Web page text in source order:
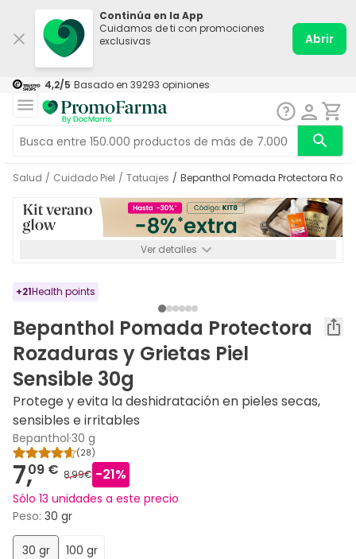
Continúa en la App
Cuidamos de ti con promociones
exclusivas
Abrir
4,2/5 Basado en 39293 opiniones
Salud / Cuidado Piel / Tatuajes / Bepanthol Pomada Protectora
Ver detalles
+21Health points
Bepanthol Pomada Protectora
Rozaduras y Grietas Piel
Sensible 30g
Protege y evita la deshidratación en pieles secas,
sensibles e irritables
Bepanthol·30 g
(28)
7,09 € 8,99€ -21%
Sólo 13 unidades a este precio
Peso: 30 gr
30 gr 100 gr